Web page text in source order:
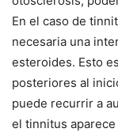
En el caso de
necesaria una
esteroides. Esto
posteriores al
puede recurrir a
el tinnitus